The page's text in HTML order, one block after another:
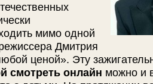
мимо одной
Дмитрия
ценой». Эту
смотреть онлайн можно и